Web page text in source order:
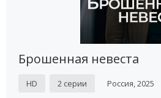
Брошенная невеста
HD 2 серии Россия, 2025